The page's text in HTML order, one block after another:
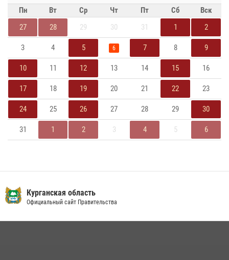
Пн Вт Ср Чт Пт Сб
Вск
27
28 29 30 31 1 2
3 4 5 6 7 8 9
10 11 12 13 14 15 16
17 18 19 20 21 22 23
24 25 26 27 28 29 30
31 1 2 3 4 5 6
Курганская область
Официальный сайт Правительства